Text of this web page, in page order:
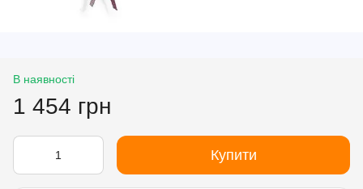
В наявності
1 454 грн
Купити